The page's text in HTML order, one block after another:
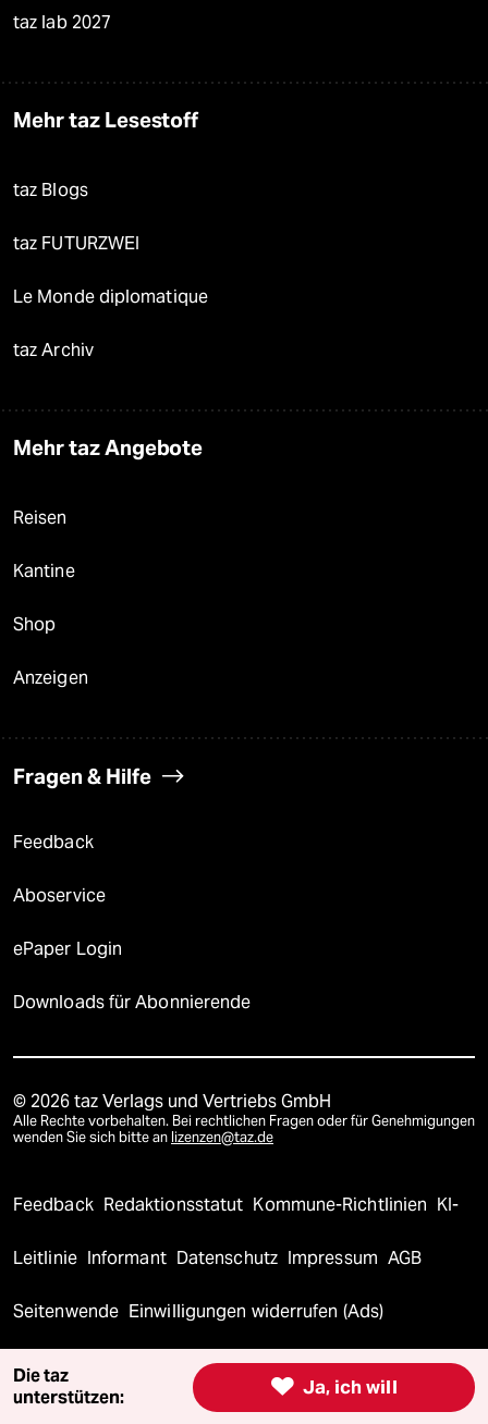
taz lab 2027
Mehr taz Lesestoff
taz Blogs
taz FUTURZWEI
Le Monde diplomatique
taz Archiv
Mehr taz Angebote
Reisen
Kantine
Shop
Anzeigen
Fragen & Hilfe
Feedback
Aboservice
ePaper Login
Downloads für Abonnierende
© 2026 taz Verlags und Vertriebs GmbH
Alle Rechte vorbehalten. Bei rechtlichen Fragen oder für Genehmigungen
wenden Sie sich bitte an lizenzen@taz.de
Feedback Redaktionsstatut Kommune-Richtlinien KI-
Leitlinie Informant Datenschutz Impressum AGB
Seitenwende Einwilligungen widerrufen (Ads)
 Ja, ich will
Die taz
unterstützen: